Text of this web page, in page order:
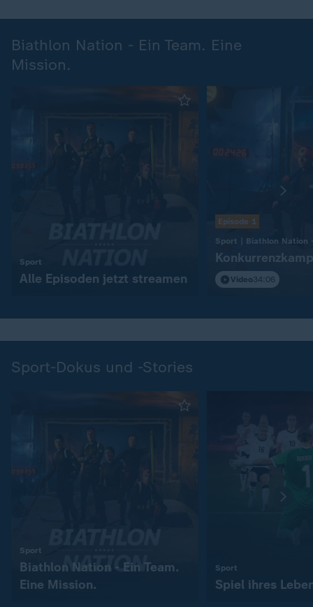
Biathlon Nation - Ein Team. Eine
Mission.
Sport
Alle Episoden jetzt streamen
Episode 1
Video34:06
Sport-Dokus und -Stories
Sport
Biathlon Nation - Ein Team.
Eine Mission.
Sport
Spiel ihres